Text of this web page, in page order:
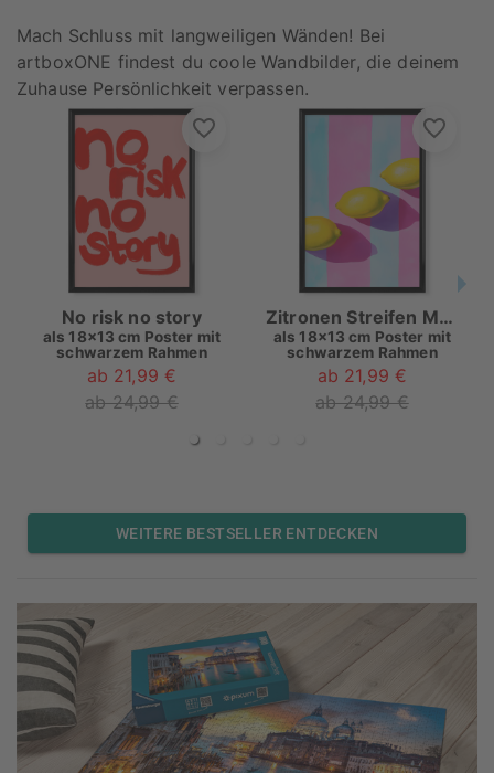
Mach Schluss mit langweiligen Wänden! Bei
artboxONE findest du coole Wandbilder, die deinem
Zuhause Persönlichkeit verpassen.
No risk no story
als 18x13 cm Poster mit
schwarzem Rahmen
ab 21,99 €
ab 24,99 €
Zitronen Streifen Malerei
als 18x13 cm Poster mit
schwarzem Rahmen
ab 21,99 €
ab 24,99 €
WEITERE BESTSELLER ENTDECKEN